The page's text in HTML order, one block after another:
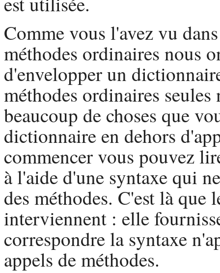
Comme vous l'avez vu
méthodes ordinaires nous
d'envelopper un
méthodes ordinaires
beaucoup de choses que
dictionnaire en dehors
commencer vous pouvez
à l'aide d'une syntaxe qui
des méthodes. C'est là que
interviennent : elle
correspondre la syntaxe
appels de méthodes.